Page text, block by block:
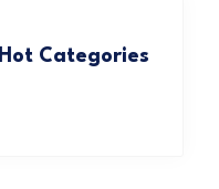
Hot Categories